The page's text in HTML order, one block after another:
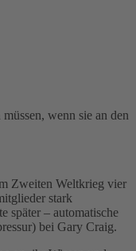
wenn sie an den
Zweiten Weltkrieg vier
stark
später – automatische
bei Gary Craig.